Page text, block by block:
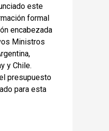
este
formal
encabezada
Ministros
y Chile.
presupuesto
para esta